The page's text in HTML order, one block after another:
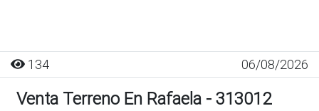
134 06/08/2026
Venta Terreno En Rafaela - 313012